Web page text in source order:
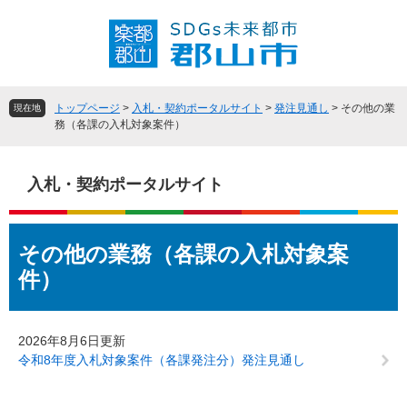
頭
飛
へ
現在地 トップページ > 入札・契約ポータルサイト > 発注見通し > その他の業
務（各課の入札対象案件）
入札・契約ポータルサイト
文その他の業務（各課の入札対象案
件）
2026年8月6日更新
令和8年度入札対象案件（各課発注分）発注見通し